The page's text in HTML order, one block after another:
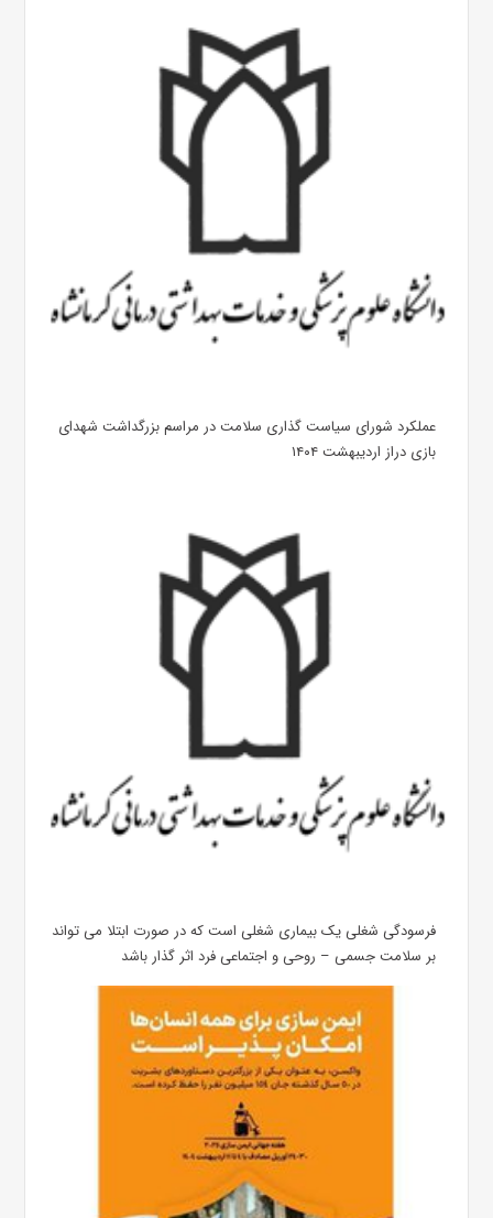
عملکرد شورای سیاست گذاری سلامت در مراسم بزرگداشت شهدای
بازی دراز اردیبهشت ۱۴۰۴
فرسودگی شغلی یک بیماری شغلی است که در صورت ابتلا می تواند
بر سلامت جسمی – روحی و اجتماعی فرد اثر گذار باشد